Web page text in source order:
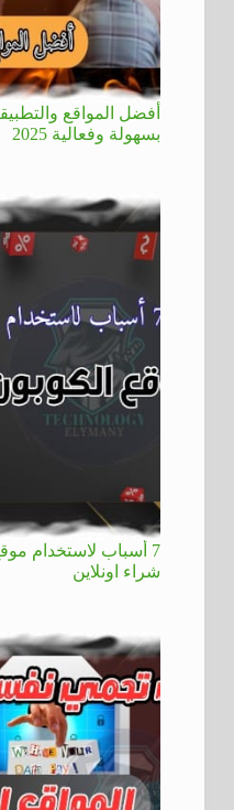
أفضل المواقع
بسهولة وفعالية 2025
7 أسباب لاستخدام
شراء اونلاين